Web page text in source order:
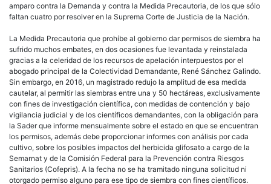
amparo contra la Demanda y contra la Medida Precautoria, de los que sólo
faltan cuatro por resolver en la Suprema Corte de Justicia de la Nación.
La Medida Precautoria que prohíbe al gobierno dar permisos de siembra ha
sufrido muchos embates, en dos ocasiones fue levantada y reinstalada
gracias a la celeridad de los recursos de apelación interpuestos por el
abogado principal de la Colectividad Demandante, René Sánchez Galindo.
Sin embargo, en 2016, un magistrado redujo la amplitud de esa medida
cautelar, al permitir las siembras entre una y 50 hectáreas, exclusivamente
con fines de investigación científica, con medidas de contención y bajo
vigilancia judicial y de los científicos demandantes, con la obligación para
la Sader que informe mensualmente sobre el estado en que se encuentran
los permisos, además debe proporcionar informes con análisis por cada
cultivo, sobre los posibles impactos del herbicida glifosato a cargo de la
Semarnat y de la Comisión Federal para la Prevención contra Riesgos
Sanitarios (Cofepris). A la fecha no se ha tramitado ninguna solicitud ni
otorgado permiso alguno para ese tipo de siembra con fines científicos.